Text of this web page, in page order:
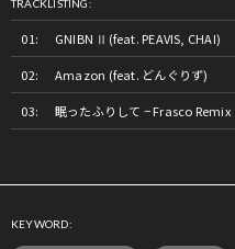
TRACKLISTING:
GNIBN Ⅱ(feat. PEAVIS, CHAI)
Amazon (feat. どんぐりず)
眠ったふりして − Frasco Remix
KEYWORD: